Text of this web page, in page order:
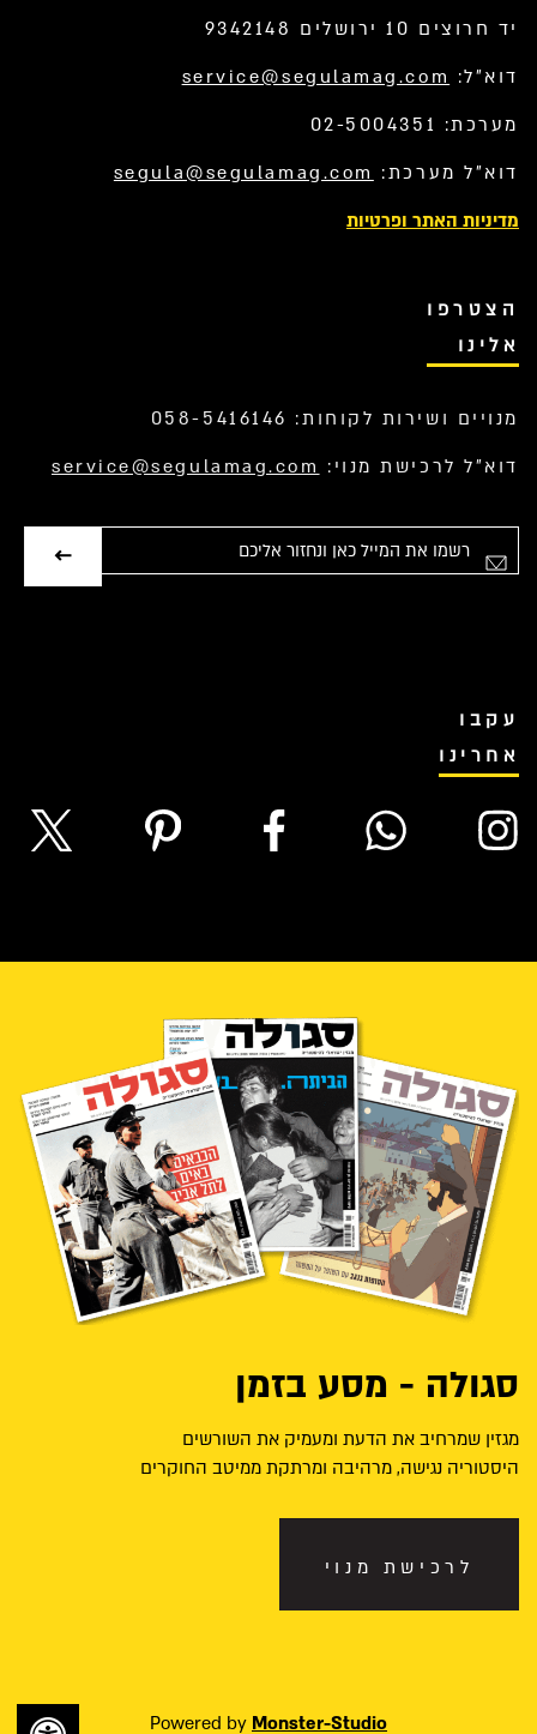
יד חרוצים 10 ירושלים 9342148
דוא”ל: service@segulamag.com
מערכת: 02-5004351
דוא”ל מערכת: segula@segulamag.com
מדיניות האתר ופרטיות
הצטרפו
אלינו
מנויים ושירות לקוחות: 058-5416146
דוא”ל לרכישת מנוי: service@segulamag.com
אימייל
עקבו
אחרינו
סגולה - מסע בזמן
מגזין שמרחיב את הדעת ומעמיק את השורשים
היסטוריה נגישה, מרהיבה ומרתקת ממיטב החוקרים
לרכישת מנוי
Powered by Monster-Studio